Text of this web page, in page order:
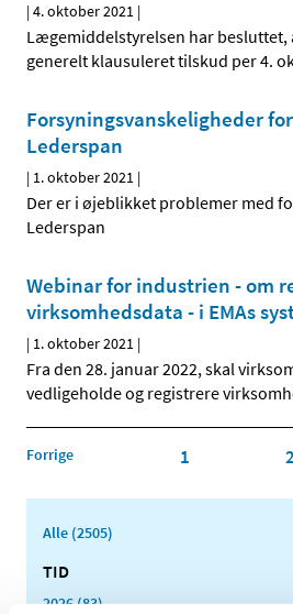
|4. oktober 2021 |
Lægemiddelstyrelsen har besluttet,
generelt klausuleret tilskud per 4.
Forsyningsvanskeligheder
Lederspan
| 1. oktober 2021 |
Der er i øjeblikket problemer med
Lederspan
Webinar for industrien - om
virksomhedsdata - i EMAs
| 1. oktober 2021 |
Fra den 28. januar 2022, skal
vedligeholde og registrere
Forrige 1 2
Alle (2505)
TID
2026 (83)